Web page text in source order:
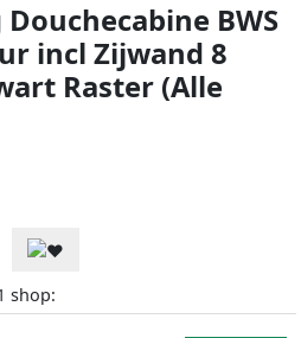
BWS
incl Zijwand 8
Raster (Alle
shop: